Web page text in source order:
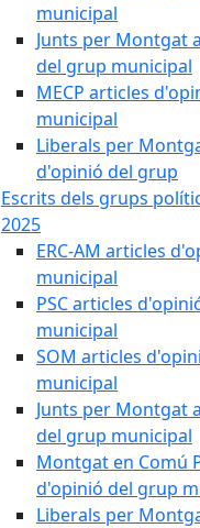
municipal
Junts per Montgat
del grup municipal
MECP articles
municipal
Liberals per
d'opinió del grup
Escrits dels grups
2025
ERC-AM articles
municipal
PSC articles
municipal
SOM articles
municipal
Junts per Montgat
del grup municipal
Montgat en Comú
d'opinió del grup
Liberals per